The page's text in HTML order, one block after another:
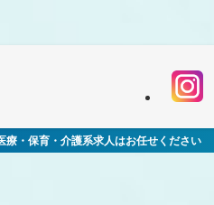
療・保育・介護系求人はお任せください